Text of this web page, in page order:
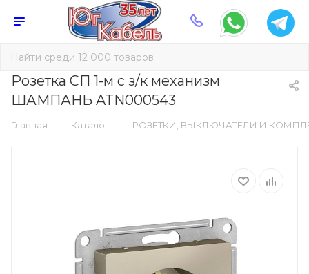
Розетка СП 1-м с з/к механизм
ШАМПАНЬ ATN000543
Главная — Каталог — РОЗЕТКИ, ВЫКЛЮЧАТЕЛИ И